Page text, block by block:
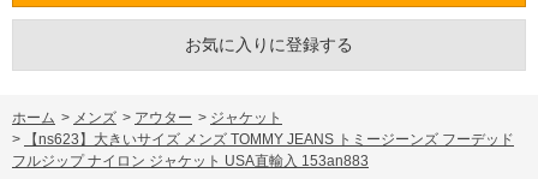
お気に入りに登録する
ホーム > メンズ > アウター > ジャケット
>
【ns623】大きいサイズ メンズ TOMMY JEANS トミージーンズ フーデッド
フルジップ ナイロン ジャケット USA直輸入 153an883